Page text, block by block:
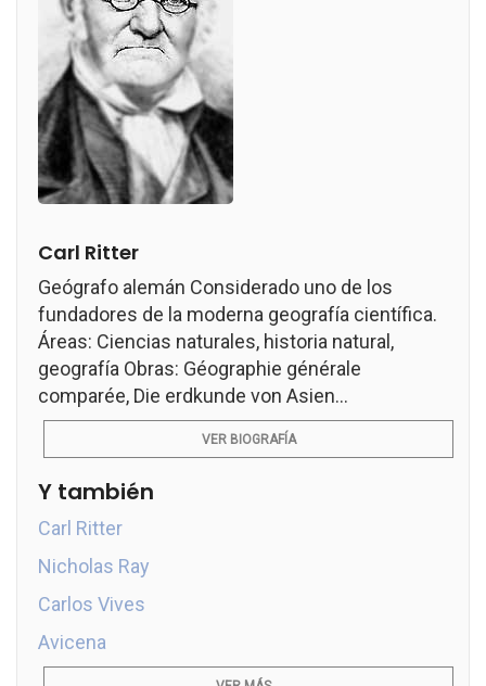
Carl Ritter
Geógrafo alemán Considerado uno de los
fundadores de la moderna geografía científica.
Áreas: Ciencias naturales, historia natural,
geografía Obras: Géographie générale
comparée, Die erdkunde von Asien...
VER BIOGRAFÍA
Y también
Carl Ritter
Nicholas Ray
Carlos Vives
Avicena